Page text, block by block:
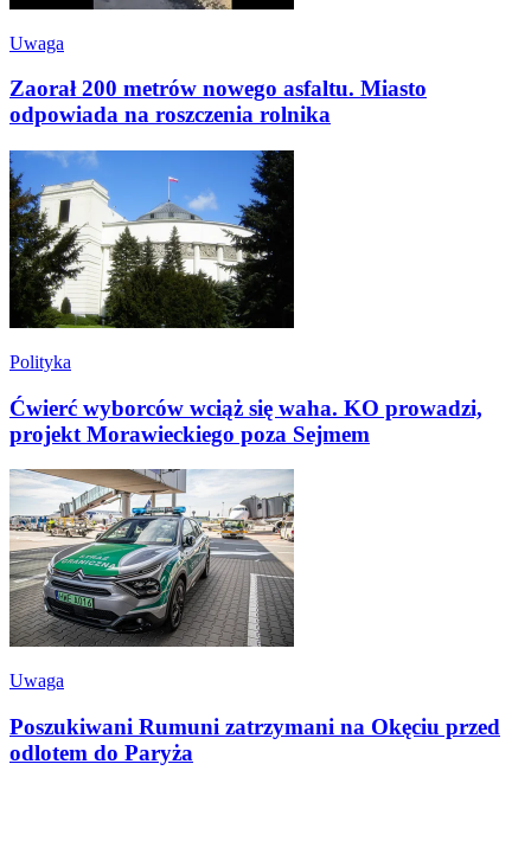
Uwaga
Zaorał 200 metrów nowego asfaltu. Miasto
odpowiada na roszczenia rolnika
Polityka
Ćwierć wyborców wciąż się waha. KO prowadzi,
projekt Morawieckiego poza Sejmem
Uwaga
Poszukiwani Rumuni zatrzymani na Okęciu przed
odlotem do Paryża